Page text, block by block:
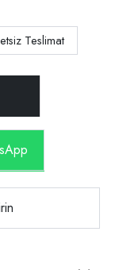
Teslimat